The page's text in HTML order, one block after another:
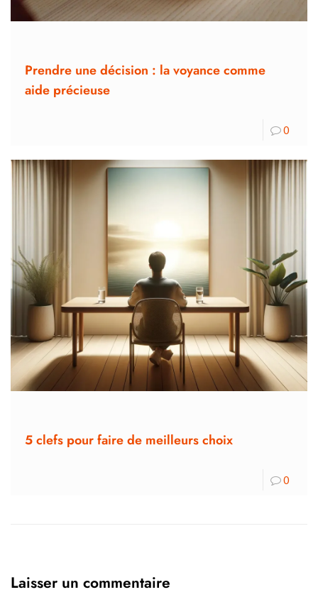
Prendre une décision : la voyance comme
aide précieuse
0
5 clefs pour faire de meilleurs choix
0
Laisser un commentaire